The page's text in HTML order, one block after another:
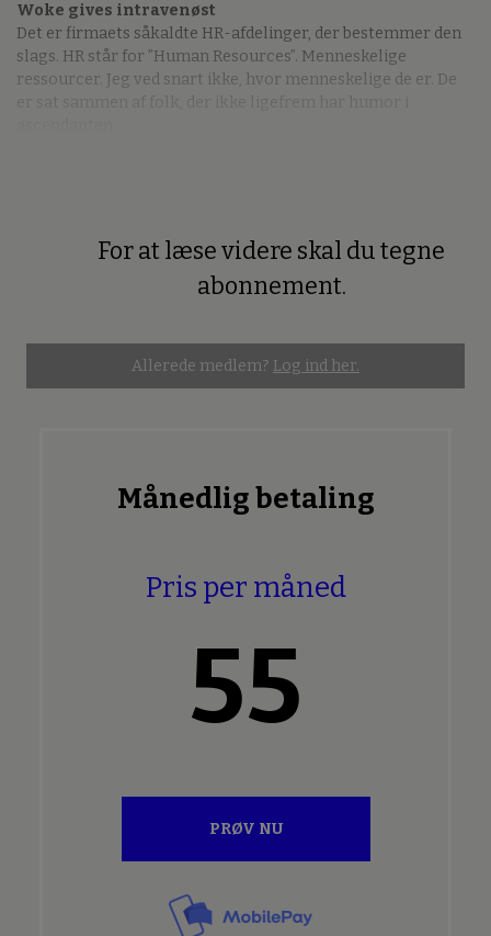
Woke gives intravenøst
Det er firmaets såkaldte HR-afdelinger, der bestemmer den
slags. HR står for ”Human Resources”. Menneskelige
ressourcer. Jeg ved snart ikke, hvor menneskelige de er. De
For at læse videre skal du tegne
abonnement.
Allerede medlem? Log ind her.
Månedlig betaling
Pris per måned
55
PRØV NU